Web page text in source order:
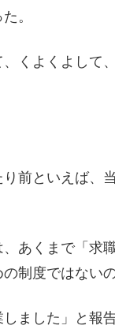
。
くよくよして
前といえば、
あくまで「求
制度ではないの
ました」と報